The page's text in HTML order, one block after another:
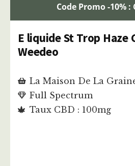
Code Promo -10% :
E liquide St Trop Haze
Weedeo
La Maison De La
Full Spectrum
Taux CBD : 100mg